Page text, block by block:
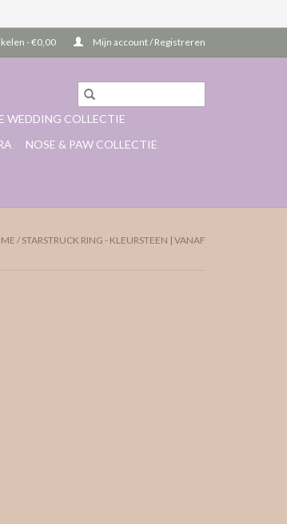
- €0,00 Mijn account / Registreren
WEDDING COLLECTIE
NOSE & PAW COLLECTIE
/STARSTRUCK RING - KLEURSTEEN | VANAF